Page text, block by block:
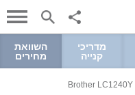
מדריכי
קנייה
השוואת
מחירים